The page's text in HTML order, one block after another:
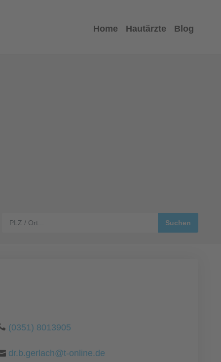
Home Hautärzte Blog
(0351) 8013905
dr.b.gerlach@t-online.de